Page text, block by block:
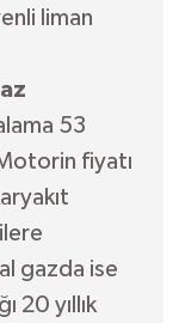
liman
53
fiyatı
gazda ise
20 yıllık